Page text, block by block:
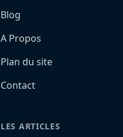
Blog
A Propos
Plan du site
Contact
LES ARTICLES